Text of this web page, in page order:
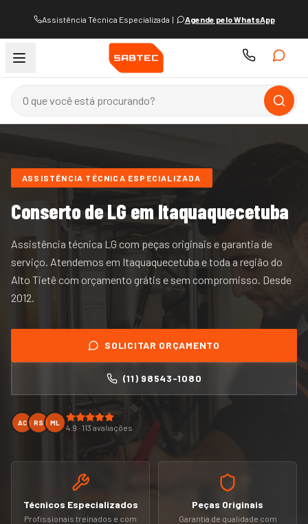
Assistência Técnica Especializada | Agende pelo WhatsApp
ASSISTÊNCIA TÉCNICA ESPECIALIZADA
Conserto deLG em Itaquaquecetuba
Assistência técnica LG com peças originais e garantia de
serviço. Atendemos em Itaquaquecetuba etoda a região do
Alto Tietê com orçamento grátis e sem compromisso. Desde
2012.
SOLICITAR ORÇAMENTO
(11) 98543-1080
AC RS ML
4.9 · 113 avaliações
Técnicos Especializados
Profissionais treinados e com
Peças Originais
Garantia de qualidade com